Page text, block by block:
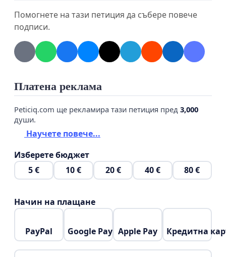
Помогнете на тази петиция да събере повече
подписи.
Платена реклама
Peticiq.com ще рекламира тази петиция пред 3,000
души.
Научете повече...
Изберете бюджет
5 €
10 € 20 € 40 € 80 €
Начин на плащане
PayPal Google Pay Apple Pay Кредитна